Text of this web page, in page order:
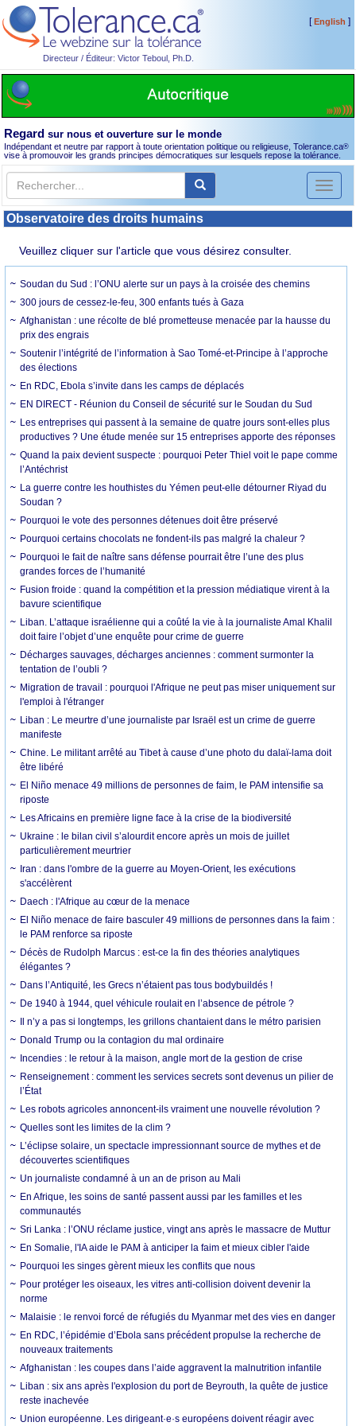
Directeur / Éditeur: Victor Teboul, Ph.D.
[English ]
Regard sur nous et ouverture sur le monde
Indépendant et neutre par rapport à toute orientation politique ou religieuse, Tolerance.ca®
vise à promouvoir les grands principes démocratiques sur lesquels repose la tolérance.
Toggle
Observatoire des droits humains
Veuillez cliquer sur l'article que vous désirez consulter.
Soudan du Sud : l’ONU alerte sur un pays à la croisée des chemins
300 jours de cessez-le-feu, 300 enfants tués à Gaza
Afghanistan : une récolte de blé prometteuse menacée par la hausse du
prix des engrais
Soutenir l’intégrité de l’information à Sao Tomé-et-Principe à l’approche
des élections
En RDC, Ebola s’invite dans les camps de déplacés
EN DIRECT - Réunion du Conseil de sécurité sur le Soudan du Sud
Les entreprises qui passent à la semaine de quatre jours sont-elles plus
productives ? Une étude menée sur 15 entreprises apporte des réponses
Quand la paix devient suspecte : pourquoi Peter Thiel voit le pape comme
l’Antéchrist
La guerre contre les houthistes du Yémen peut-elle détourner Riyad du
Soudan ?
Pourquoi le vote des personnes détenues doit être préservé
Pourquoi certains chocolats ne fondent-ils pas malgré la chaleur ?
Pourquoi le fait de naître sans défense pourrait être l’une des plus
grandes forces de l’humanité
Fusion froide : quand la compétition et la pression médiatique virent à la
bavure scientifique
Liban. L’attaque israélienne qui a coûté la vie à la journaliste Amal Khalil
doit faire l’objet d’une enquête pour crime de guerre
Décharges sauvages, décharges anciennes : comment surmonter la
tentation de l’oubli ?
Migration de travail : pourquoi l'Afrique ne peut pas miser uniquement sur
l'emploi à l'étranger
Liban : Le meurtre d’une journaliste par Israël est un crime de guerre
manifeste
Chine. Le militant arrêté au Tibet à cause d’une photo du dalaï-lama doit
être libéré
El Niño menace 49 millions de personnes de faim, le PAM intensifie sa
riposte
Les Africains en première ligne face à la crise de la biodiversité
Ukraine : le bilan civil s’alourdit encore après un mois de juillet
particulièrement meurtrier
Iran : dans l'ombre de la guerre au Moyen-Orient, les exécutions
s'accélèrent
Daech : l'Afrique au cœur de la menace
El Niño menace de faire basculer 49 millions de personnes dans la faim :
le PAM renforce sa riposte
Décès de Rudolph Marcus : est-ce la fin des théories analytiques
élégantes ?
Dans l’Antiquité, les Grecs n’étaient pas tous bodybuildés !
De 1940 à 1944, quel véhicule roulait en l’absence de pétrole ?
Il n’y a pas si longtemps, les grillons chantaient dans le métro parisien
Donald Trump ou la contagion du mal ordinaire
Incendies : le retour à la maison, angle mort de la gestion de crise
Renseignement : comment les services secrets sont devenus un pilier de
l’État
Les robots agricoles annoncent-ils vraiment une nouvelle révolution ?
Quelles sont les limites de la clim ?
L’éclipse solaire, un spectacle impressionnant source de mythes et de
découvertes scientifiques
Un journaliste condamné à un an de prison au Mali
En Afrique, les soins de santé passent aussi par les familles et les
communautés
Sri Lanka : l’ONU réclame justice, vingt ans après le massacre de Muttur
En Somalie, l'IA aide le PAM à anticiper la faim et mieux cibler l'aide
Pourquoi les singes gèrent mieux les conflits que nous
Pour protéger les oiseaux, les vitres anti-collision doivent devenir la
norme
Malaisie : le renvoi forcé de réfugiés du Myanmar met des vies en danger
En RDC, l’épidémie d’Ebola sans précédent propulse la recherche de
nouveaux traitements
Afghanistan : les coupes dans l’aide aggravent la malnutrition infantile
Liban : six ans après l'explosion du port de Beyrouth, la quête de justice
reste inachevée
Union européenne. Les dirigeant·e·s européens doivent réagir avec